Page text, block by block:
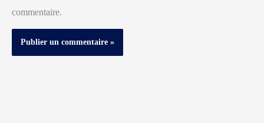
commentaire.